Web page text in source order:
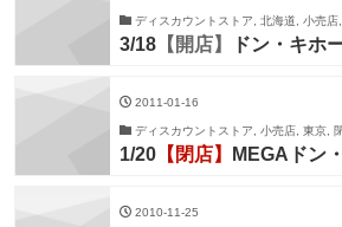
ディスカウントストア, 北海道, 小売店
3/18 【開店】 ドン・キホ
2011-01-16
ディスカウントストア, 小売店, 東京,
1/20 【閉店】 MEGAドン
2010-11-25